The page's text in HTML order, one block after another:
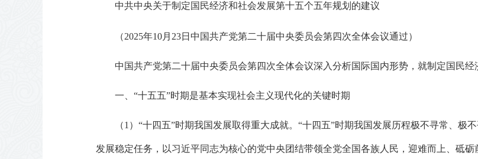
中共中央关于制定国民经济和社会发展第十五个五年规划的建议
（2025年10月23日中国共产党第二十届中央委员会第四次全体会议通过）
中国共产党第二十届中央委员会第四次全体会议深入分析国际国内形势，就制定国民经
一、“十五五”时期是基本实现社会主义现代化的关键时期
（1）“十四五”时期我国发展取得重大成就。“十四五”时期我国发展历程极不寻常、
发展稳定任务，以习近平同志为核心的党中央团结带领全党全国各族人民，迎难而上、砥